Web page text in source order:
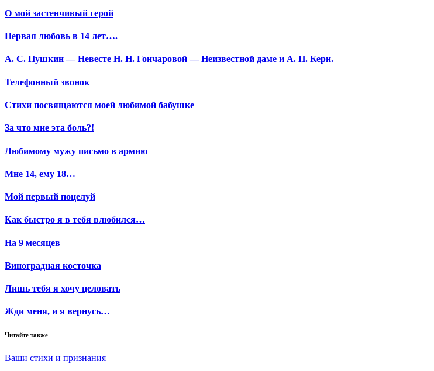
О мой застенчивый герой
Первая любовь в 14 лет….
А. С. Пушкин — Невесте Н. Н. Гончаровой — Неизвестной даме и А. П. Керн.
Телефонный звонок
Стихи посвящаются моей любимой бабушке
За что мне эта боль?!
Любимому мужу письмо в армию
Мне 14, ему 18…
Мой первый поцелуй
Как быстро я в тебя влюбился…
На 9 месяцев
Виноградная косточка
Лишь тебя я хочу целовать
Жди меня, и я вернусь…
Читайте также
Ваши стихи и признания